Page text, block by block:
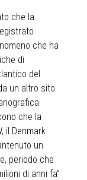
che la
che ha
di
del
un altro sito
che la
il Denmark
un
periodo che
di anni fa”